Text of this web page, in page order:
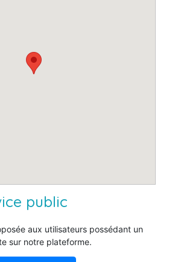
public
aux utilisateurs possédant un
sur notre plateforme.